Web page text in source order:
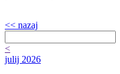
<< nazaj
<
julij 2026